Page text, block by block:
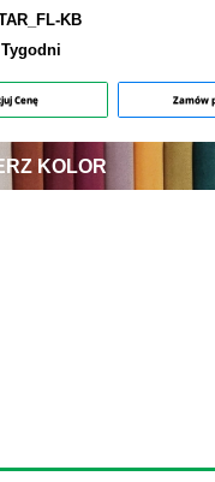
KB
Cenę Zamów
KOLOR